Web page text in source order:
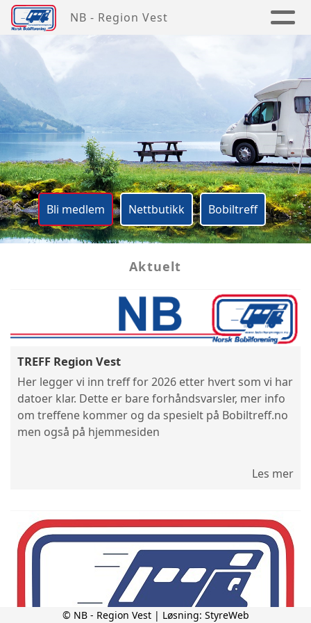
NB - Region Vest
Bli medlem Nettbutikk Bobiltreff
Aktuelt
TREFF Region Vest
Her legger vi inn treff for 2026 etter hvert som vi har
datoer klar. Dette er bare forhåndsvarsler, mer info
om treffene kommer og da spesielt på Bobiltreff.no
men også på hjemmesiden
Les mer
© NB - Region Vest | Løsning: StyreWeb